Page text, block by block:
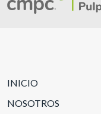
INICIO
NOSOTROS